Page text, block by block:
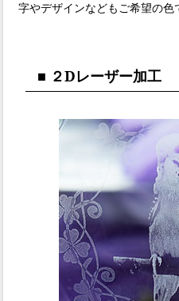
字やデザインなどもご希望の色
■ ２Dレーザー加工